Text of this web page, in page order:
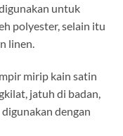
untuk
polyester, selain itu
linen.
mirip kain satin
jatuh di badan,
dengan